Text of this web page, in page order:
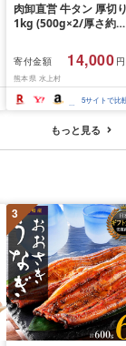
肉卸直営 牛タン 厚切
1kg (500g×2/厚さ約
牛肉 焼肉 冷凍 スライ
業務用 バーベキュー
BBQ おつまみ ギフト
祝い お中元 夏ギフト
寄付金額 14,000
熊本県 水上村
5サイトで比
もっと見る
3